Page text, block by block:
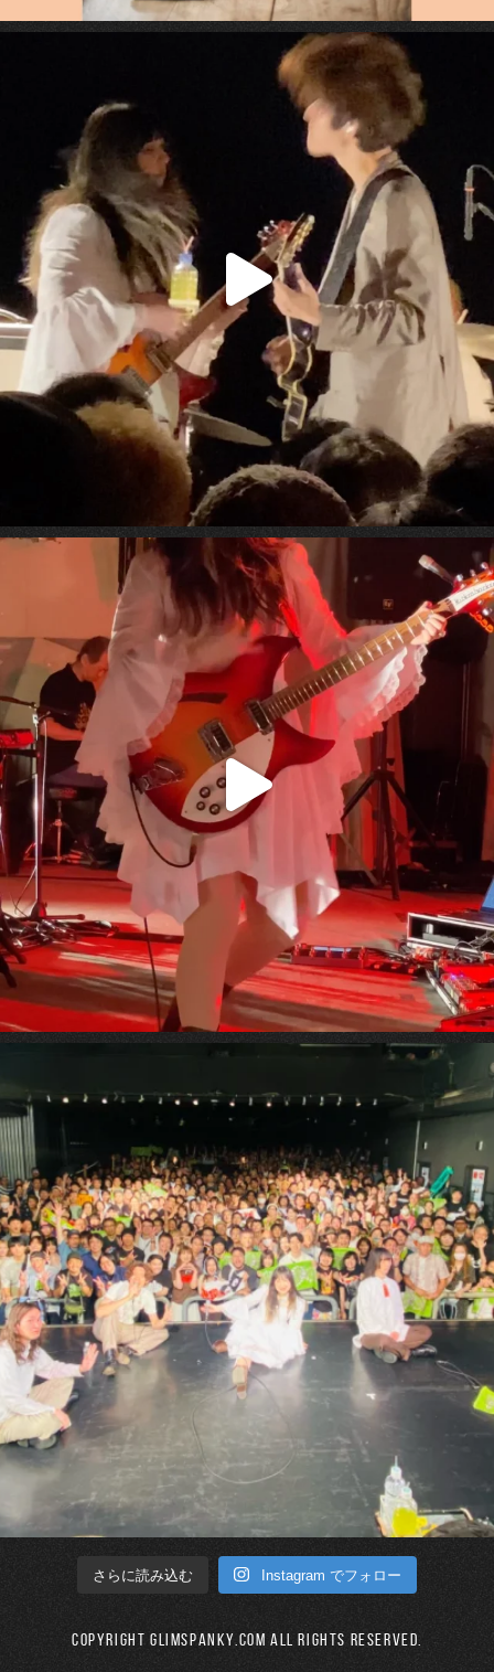
さらに読み込む Instagram でフォロー
Copyright GLIMSPANKY.COM All Rights Reserved.